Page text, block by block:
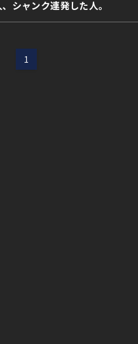
シャンク連発した人。
1